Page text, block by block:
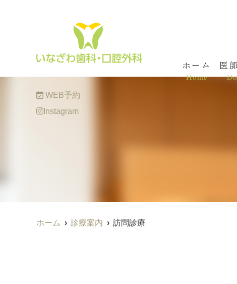
ホーム
Home
医
WEB予約
Instagram
ホーム 診療案内 訪問診療